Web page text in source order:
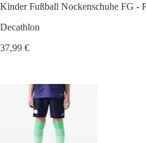
Kinder Fußball Nockenschuhe FG -
Decathlon
37,99 €